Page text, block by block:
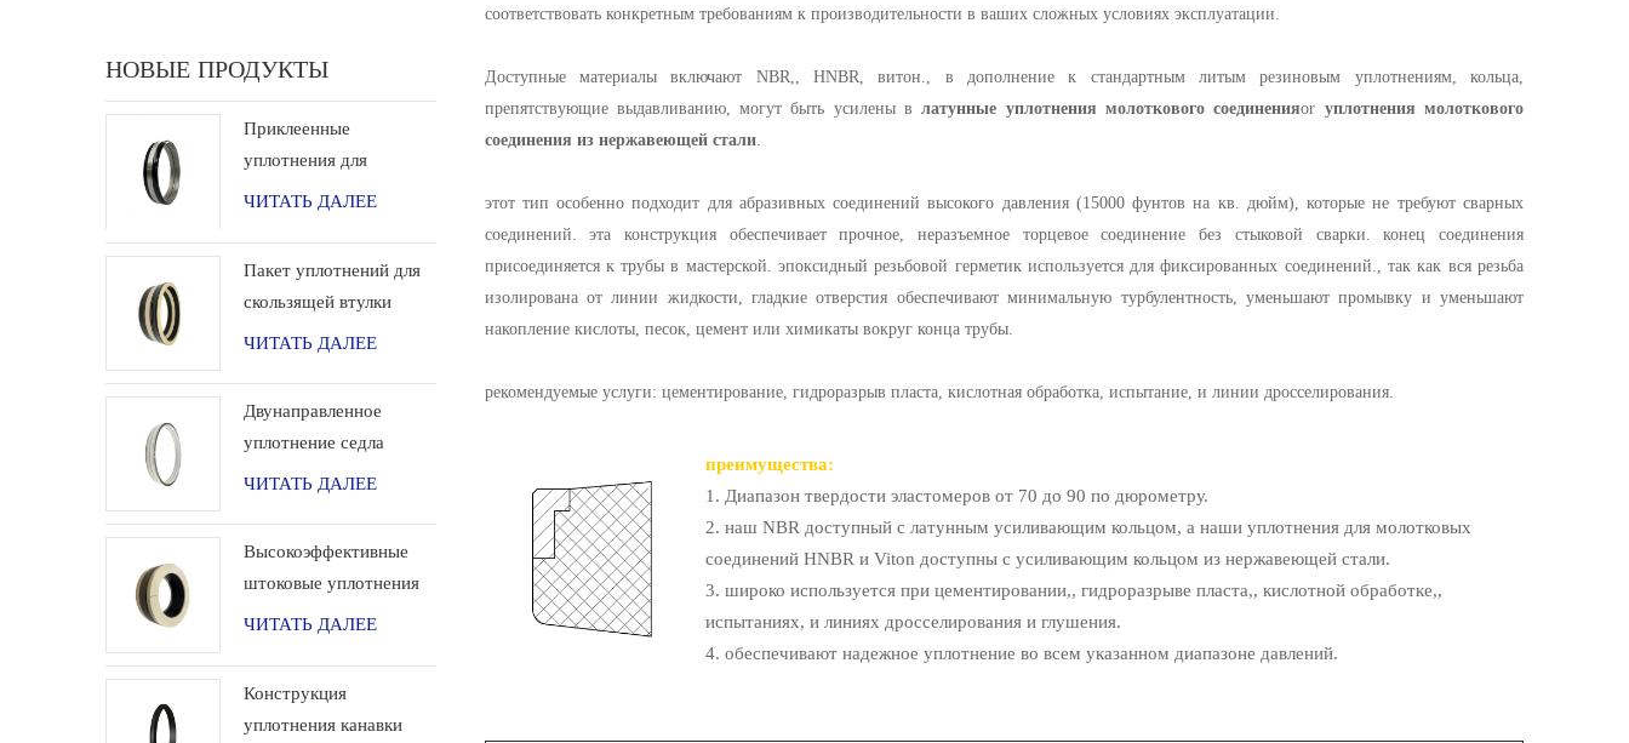
соответствовать конкретным требованиям к производительности в ваших сложных условиях эксплуатации.
Доступные материалы включают NBR,, HNBR, витон., в дополнение к стандартным литым резиновым уплотнениям, кольца,
препятствующие выдавливанию, могут быть усилены в латунные уплотнения молоткового соединенияor уплотнения молоткового
соединения из нержавеющей стали.
этот тип особенно подходит для абразивных соединений высокого давления (15000 фунтов на кв. дюйм), которые не требуют сварных
соединений. эта конструкция обеспечивает прочное, неразъемное торцевое соединение без стыковой сварки. конец соединения
присоединяется к трубы в мастерской. эпоксидный резьбовой герметик используется для фиксированных соединений., так как вся резьба
изолирована от линии жидкости, гладкие отверстия обеспечивают минимальную турбулентность, уменьшают промывку и уменьшают
накопление кислоты, песок, цемент или химикаты вокруг конца трубы.
рекомендуемые услуги: цементирование, гидроразрыв пласта, кислотная обработка, испытание, и линии дросселирования.
преимущества:
1. Диапазон твердости эластомеров от 70 до 90 по дюрометру.
2. наш NBRдоступныйс латунным усиливающим кольцом, а наши уплотнения для молотковых
соединений HNBR и Viton доступны с усиливающим кольцом из нержавеющей стали.
3. широко используется при цементировании,, гидроразрыве пласта,, кислотной обработке,,
испытаниях, и линиях дросселирования и глушения.
4. обеспечивают надежное уплотнение во всем указанном диапазоне давлений.
НОВЫЕ ПРОДУКТЫ
Приклеенные
уплотнения для
инструментов
ЧИТАТЬ ДАЛЕЕ
Пакет уплотнений для
скользящей втулки
скважинного
ЧИТАТЬ ДАЛЕЕ
Двунаправленное
уплотнение седла
шарового клапана
ЧИТАТЬ ДАЛЕЕ
Высокоэффективные
штоковые уплотнения
для применения в
ЧИТАТЬ ДАЛЕЕ
Конструкция
уплотнения канавки